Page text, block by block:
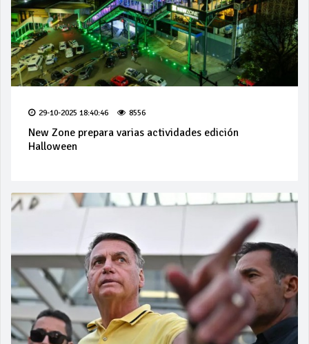
29-10-2025 18:40:46 8556
New Zone prepara varias actividades edición
Halloween